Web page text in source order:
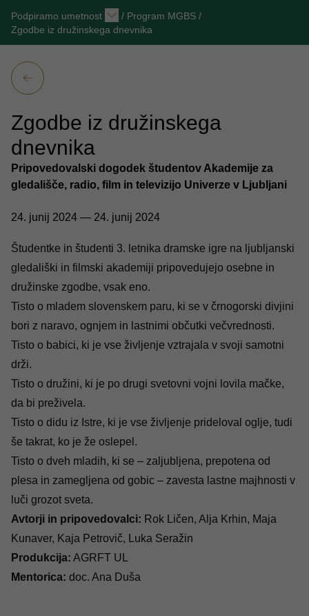
Podpiramo umetnost / Program MGBS /
Zgodbe iz družinskega dnevnika
Zgodbe iz družinskega
dnevnika
Pripovedovalski dogodek študentov Akademije za
gledališče, radio, film in televizijo Univerze v Ljubljani
24. junij 2024 — 24. junij 2024
Študentke in študenti 3. letnika dramske igre na ljubljanski
gledališki in filmski akademiji pripovedujejo osebne in
družinske zgodbe, vsak eno.
Tisto o mladem slovenskem paru, ki se v črnogorski divjini
bori z naravo, ognjem in lastnimi občutki večvrednosti.
Tisto o babici, ki je vse življenje vztrajala v svoji samotni
drži.
Tisto o družini, ki je po drugi svetovni vojni lovila mačke,
da bi preživela.
Tisto o didu iz Istre, ki je vse življenje prideloval oglje, tudi
še takrat, ko je že oslepel.
Tisto o dveh mladih, ki se ‒ zaljubljena, prepotena od
plesa in zamegljena od gobic ‒ zavesta lastne majhnosti v
luči grozot sveta.
Avtorji in pripovedovalci: Rok Ličen, Alja Krhin, Maja
Kunaver, Kaja Petrovič, Luka Seražin
Produkcija: AGRFT UL
Mentorica: doc. Ana Duša